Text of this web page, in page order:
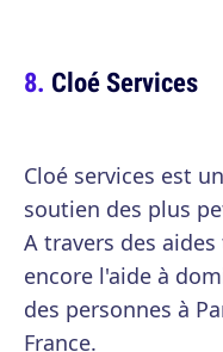
Cloé Services
Cloé services est
soutien des plus
A travers des
encore l'aide à
des personnes à
France.